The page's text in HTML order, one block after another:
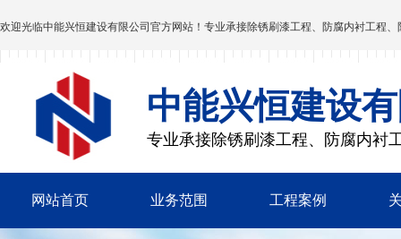
欢迎光临中能兴恒建设有限公司 官方网站！专业承接除锈刷漆工程、防腐内衬工程
中能兴恒建设
专业承接除锈刷漆工程、防腐内衬
网站首页 业务范围 工程案例